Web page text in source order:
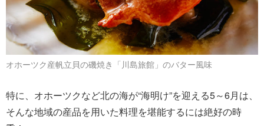
オホーツク産帆立貝の磯焼き「川島旅館」のバター風味
特に、オホーツクなど北の海が“海明け”を迎える5～6月は、
そんな地域の産品を用いた料理を堪能するには絶好の時